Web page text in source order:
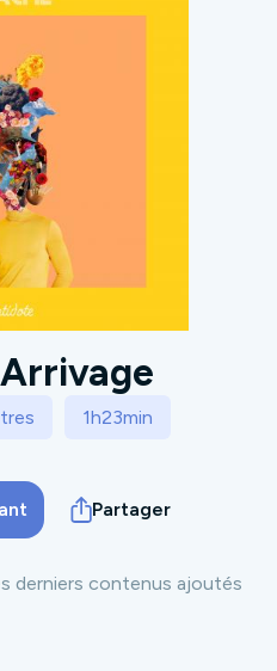
1h23min
Partager
derniers contenus ajoutés